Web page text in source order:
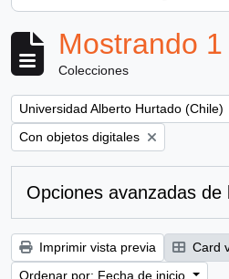
Mostrando
Colecciones
Remove filter:
Universidad Alberto Hurtado (Chile)
Remove filter:
Con objetos digitales
Opciones avanzadas de
Imprimir vista previa Card
Ordenar por: Fecha de inicio